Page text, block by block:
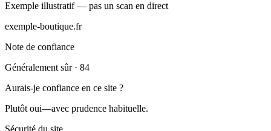
Exemple illustratif — pas un scan en direct
exemple-boutique.fr
Note de confiance
Généralement sûr · 84
Aurais-je confiance en ce site ?
Plutôt oui—avec prudence habituelle.
Sécurité du site